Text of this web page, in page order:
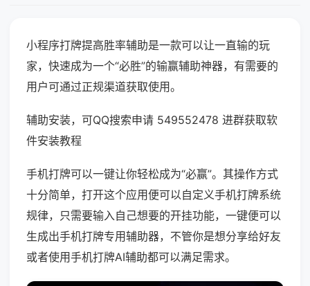
小程序打牌提高胜率辅助是一款可以让一直输的玩
家，快速成为一个“必胜”的输赢辅助神器，有需要的
用户可通过正规渠道获取使用。
辅助安装，可QQ搜索申请 549552478 进群获取软
件安装教程
手机打牌可以一键让你轻松成为“必赢”。其操作方式
十分简单，打开这个应用便可以自定义手机打牌系统
规律，只需要输入自己想要的开挂功能，一键便可以
生成出手机打牌专用辅助器，不管你是想分享给好友
或者使用手机打牌AI辅助都可以满足需求。